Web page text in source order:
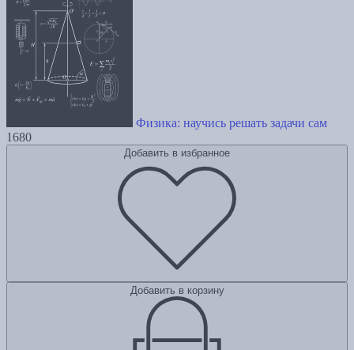
Физика: научись решать задачи сам
1680
Добавить в избранное
Добавить в корзину